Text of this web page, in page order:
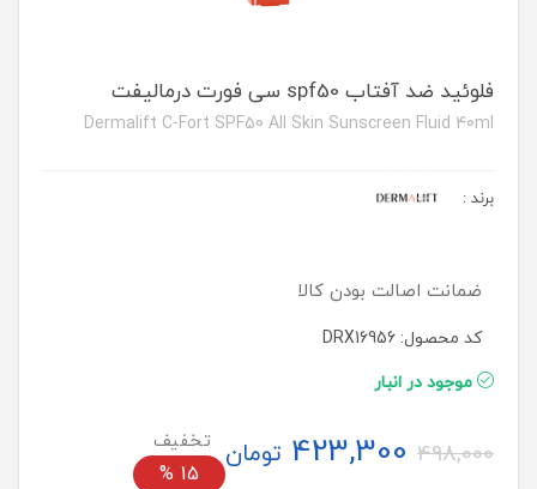
فلوئید ضد آفتاب spf50 سی فورت درمالیفت
Dermalift C-Fort SPF50 All Skin Sunscreen Fluid 40ml
برند :
ضمانت اصالت بودن کالا
کد محصول: DRX16956
موجود در انبار
498,000 تومان
15
%